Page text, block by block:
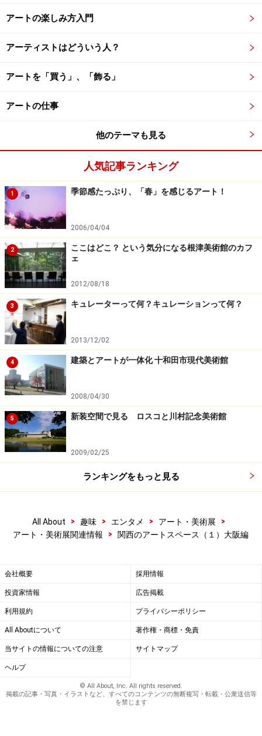
１）地下鉄四つ橋線肥後橋駅（３番出口）より西へ徒歩
約10分
２）JR線大阪駅、阪急梅田駅より南西へ徒歩約20分
３）JR大阪環状線福島駅、東西線新福島駅（２番出口）
より南へ徒歩約10分
４）阪神電車福島駅より徒歩約10分
５）地下鉄御堂筋線淀屋橋駅、京阪電車淀屋橋駅より西
６）JR大阪駅前より、市バス53号系統で「田蓑橋」下
車、南西へ徒歩約３分、または88号系統「土佐堀一丁
目」下車、北へ徒歩約４分
■地図
＜イベント情報＞
現代美術の皮膚
「皮膚」や「表面」などをテーマにマーク・クイ
ン、ヤン・ファーブル、西尾康之、小谷元彦などを
紹介する展覧会
[会期] 2007年10月２日（火）～12月２日（日）
30年分のコレクション
開館30周年記念として、はじめて全館を使用してコ
レクションを一挙に紹介する展覧会
[会期] 2007年12月18日（火）～2008年２月11日
（月・祝）
詳しくは国立国際美術館 オフィシャルサイト
1/4 次のページへ
アートの楽しみ方入門
アーティストはどういう人？
アートを「買う」、「飾る」
アートの仕事
他のテーマも見る
人気記事ランキング
1 季節感たっぷり、「春」を感じるアート！
2006/04/04
2
ここはどこ？ という気分になる根津美術館のカフ
ェ
2012/08/18
3 キュレーターって何？キュレーションって何？
2013/12/02
4 建築とアートが一体化 十和田市現代美術館
2008/04/30
5 新装空間で見る ロスコと川村記念美術館
2009/02/25
ランキングをもっと見る
All About > 趣味 > エンタメ > アート・美術展
>
アート・美術展関連情報
> 関西のアートスペース（１）大阪編
会社概要 採用情報
投資家情報 広告掲載
利用規約 プライバシーポリシー
All Aboutについて 著作権・商標・免責
当サイトの情報についての注意 サイトマップ
ヘルプ
© All About, Inc. All rights reserved.
掲載の記事・写真・イラストなど、すべてのコンテンツの無断複写・転載・公衆送信等
を禁じます